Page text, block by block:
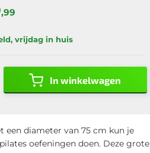
,99
vrijdag in huis
In winkelwagen
een diameter van 75 cm kun je
oefeningen doen. Deze grote